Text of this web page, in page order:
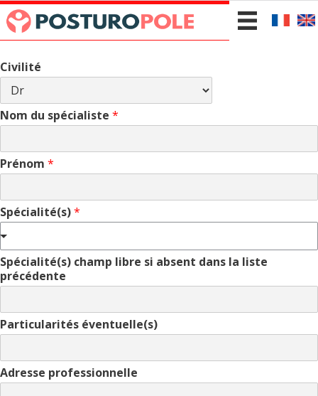
Civilité
Nom du spécialiste *
Prénom *
Spécialité(s)*
Spécialité(s) champ libre si absent dans la liste
précédente
Particularités éventuelle(s)
Adresse professionnelle